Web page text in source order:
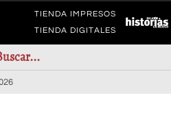
TIENDA IMPRESOS
TIENDA DIGITALES